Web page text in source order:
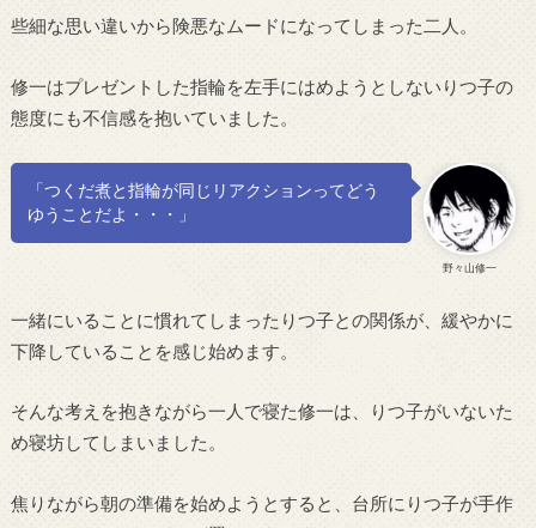
些細な思い違いから険悪なムードになってしまった二人。
修一はプレゼントした指輪を左手にはめようとしないりつ子の
態度にも不信感を抱いていました。
野々山修一
「つくだ煮と指輪が同じリアクションってどう
ゆうことだよ・・・」
一緒にいることに慣れてしまったりつ子との関係が、緩やかに
下降していることを感じ始めます。
そんな考えを抱きながら一人で寝た修一は、りつ子がいないた
め寝坊してしまいました。
焦りながら朝の準備を始めようとすると、台所にりつ子が手作